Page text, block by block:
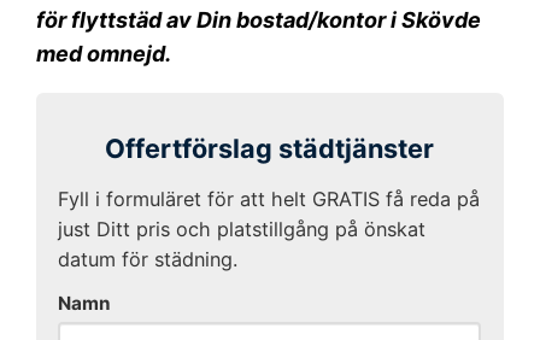
för flyttstäd av Din bostad/kontor i Skövde
med omnejd.
Offertförslag städtjänster
Fyll i formuläret för att helt GRATIS få reda på
just Ditt pris och platstillgång på önskat
datum för städning.
Namn